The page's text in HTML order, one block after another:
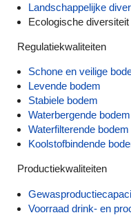
Landschappelijke
Ecologische diversiteit
Regulatiekwaliteiten
Schone en veilige
Levende bodem
Stabiele bodem
Waterbergende bodem
Waterfilterende bodem
Koolstofbindende
Productiekwaliteiten
Voorraad drink- en